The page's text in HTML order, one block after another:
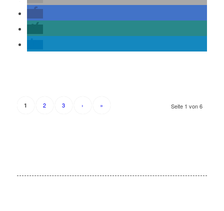
Seite 1 von 6
1 2 3 › »